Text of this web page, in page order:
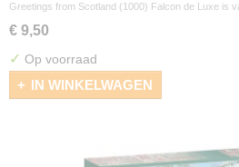
Greetings from Scotland (1000) Falcon de Luxe is
€ 9,50
✓ Op voorraad
IN WINKELWAGEN